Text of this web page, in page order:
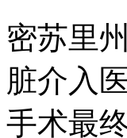
密苏里
脏介入
手术最